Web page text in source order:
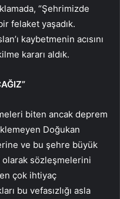
“Şehrimizde
felaket yaşadık.
kaybetmenin acısını
kararı aldık.
biten ancak deprem
Doğukan
ve bu şehre büyük
olarak sözleşmelerini
çok ihtiyaç
bu vefasızlığı asla